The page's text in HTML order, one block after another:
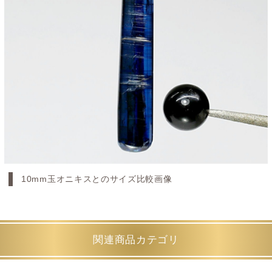
10mm玉オニキスとのサイズ比較画像
関連商品カテゴリ